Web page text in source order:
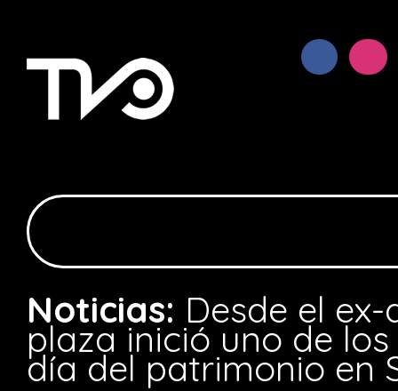
Noticias: Desde el
plaza inició uno de
día del patrimonio en